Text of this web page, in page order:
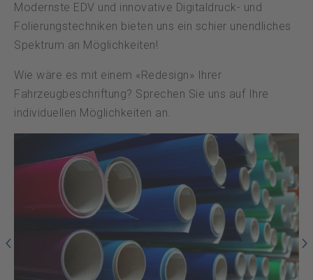
Modernste EDV und innovative Digitaldruck- und
Folierungstechniken bieten uns ein schier unendliches
Spektrum an Möglichkeiten!
Wie wäre es mit einem «Redesign» Ihrer
Fahrzeugbeschriftung? Sprechen Sie uns auf Ihre
individuellen Möglichkeiten an.